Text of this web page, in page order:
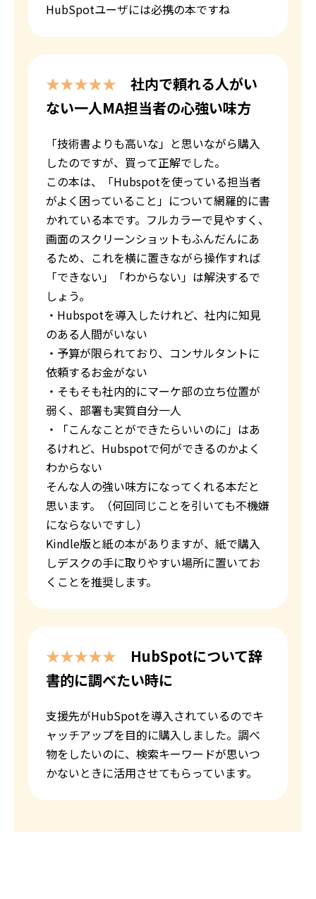
HubSpotユーザには必携の本ですね
★★★★★ 社内で頼れる人がい
ない一人MA担当者の心強い味方
「技術書よりも高いな」と思いながら購入
したのですが、買って正解でした。
この本は、「Hubspotを使っている担当者
がよく困っていること」について網羅的に書
かれている本です。フルカラーで見やすく、
画面のスクリーンショットもふんだんにあ
るため、これを横に置きながら操作すれば
「できない」「わからない」は解決するで
しょう。
・Hubspotを導入したけれど、社内に知見
のある人間がいない
・予算が限られており、コンサルタントに
依頼するお金がない
・そもそも社内的にマーケ部の立ち位置が
弱く、部署も実質自分一人
・「こんなことができたらいいのに」はあ
るけれど、Hubspotで何ができるのかよく
わからない
そんな人の強い味方になってくれる本だと
思います。（何回同じことを引いても不機嫌
にならないですし）
Kindle版と紙の本がありますが、紙で購入
しデスクの手に取りやすい場所に置いてお
くことを推奨します。
★★★★★ HubSpotについて辞
書的に調べたい時に
支援先がHubSpotを導入されているのでキ
ャッチアップを目的に購入しました。調べ
物をしたいのに、検索キーワードが思いつ
かないときに活用させてもらっています。